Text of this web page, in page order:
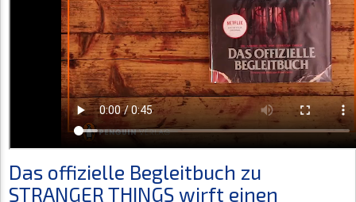
Das offizielle Begleitbuch zu
STRANGER THINGS wirft einen